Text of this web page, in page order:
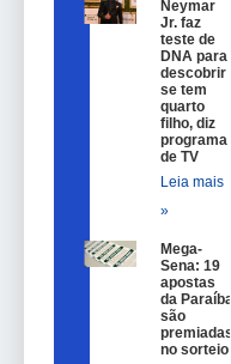
Neymar
Jr. faz
teste de
DNA para
descobrir
se tem
quarto
filho, diz
programa
de TV
Leia mais
»
Mega-
Sena: 19
apostas
da Paraíba
são
premiadas
no sorteio